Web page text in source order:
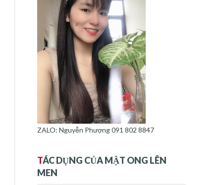
ZALO: Nguyễn Phượng 091 802 8847
TÁC DỤNG CỦA MẬT ONG LÊN
MEN